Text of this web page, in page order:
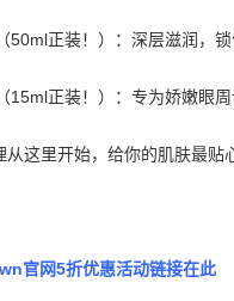
50ml正装！）：深层滋润，
15ml正装！）：专为娇嫩眼
从这里开始，给你的肌肤最
官网5折优惠活动链接在此